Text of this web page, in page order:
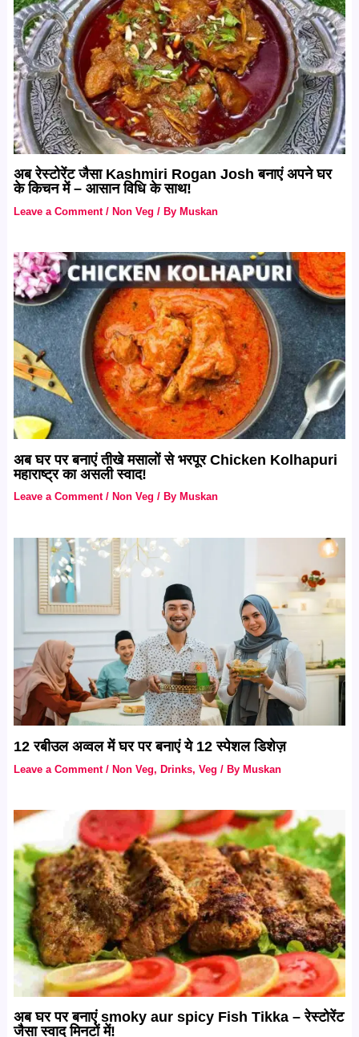
अब रेस्टोरेंट जैसा Kashmiri Rogan Josh बनाएं अपने घर
के किचन में – आसान विधि के साथ!
Leave a Comment / Non Veg / By Muskan
अब घर पर बनाएं तीखे मसालों से भरपूर Chicken Kolhapuri
महाराष्ट्र का असली स्वाद!
Leave a Comment / Non Veg / By Muskan
12 रबीउल अव्वल में घर पर बनाएं ये 12 स्पेशल डिशेज़
Leave a Comment /Non Veg,Drinks,Veg / ByMuskan
अब घर पर बनाएं smoky aur spicy Fish Tikka – रेस्टोरेंट
जैसा स्वाद मिनटों में!